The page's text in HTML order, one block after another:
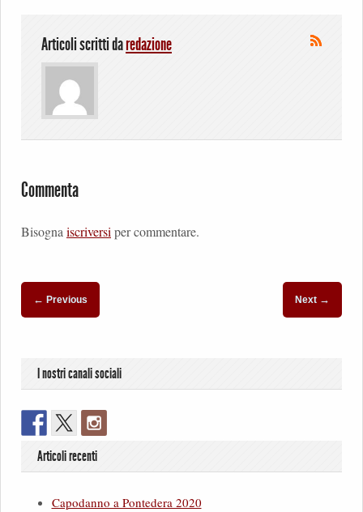
Articoli scritti daredazione
Commenta
Bisogna iscriversi per commentare.
← Previous Next →
I nostri canali sociali
Articoli recenti
Capodanno a Pontedera 2020